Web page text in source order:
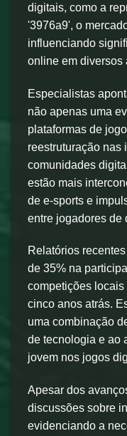
digitais, como a
'3976a9', o
influenciando
online em diversos
Especialistas
não apenas uma
plataformas de
reestruturação nas
comunidades
estão mais
de e-sports e
entre jogadores de
Relatórios
de 35% na
competições
cinco anos atrás.
uma combinação
de tecnologia e ao
jovem nos jogos
Apesar dos
discussões sobre
evidenciando a